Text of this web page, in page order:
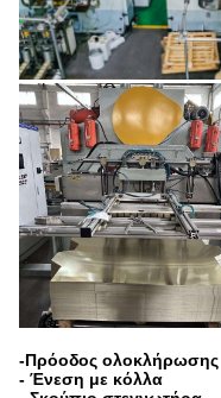
-Πρόοδος ολοκλήρωσης
- Ένεση με κόλλα